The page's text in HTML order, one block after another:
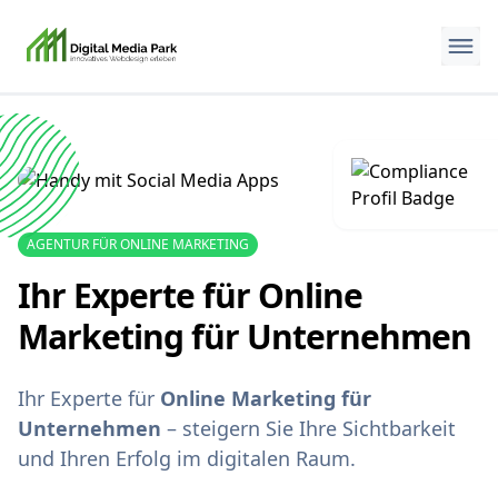
AGENTUR FÜR ONLINE MARKETING
Ihr Experte für Online
Marketing für Unternehmen
Ihr Experte für Online Marketing für
Unternehmen – steigern Sie Ihre Sichtbarkeit
und Ihren Erfolg im digitalen Raum.